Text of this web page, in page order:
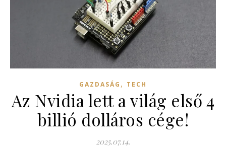
GAZDASÁG , TECH
Az Nvidia lett a világ első 4
billió dolláros cége!
2025.07.14.